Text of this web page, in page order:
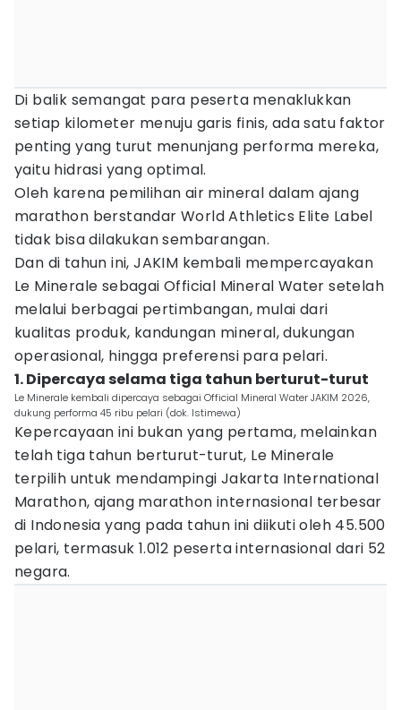
Di balik semangat para peserta menaklukkan
setiap kilometer menuju garis finis, ada satu faktor
penting yang turut menunjang performa mereka,
yaitu hidrasi yang optimal.
Oleh karena pemilihan air mineral dalam ajang
marathon berstandar World Athletics Elite Label
tidak bisa dilakukan sembarangan.
Dan di tahun ini, JAKIM kembali mempercayakan
Le Minerale sebagai Official Mineral Water setelah
melalui berbagai pertimbangan, mulai dari
kualitas produk, kandungan mineral, dukungan
operasional, hingga preferensi para pelari.
1. Dipercaya selama tiga tahun berturut-turut
Le Minerale kembali dipercaya sebagai Official Mineral Water JAKIM 2026,
dukung performa 45 ribu pelari (dok. Istimewa)
Kepercayaan ini bukan yang pertama, melainkan
telah tiga tahun berturut-turut, Le Minerale
terpilih untuk mendampingi Jakarta International
Marathon, ajang marathon internasional terbesar
di Indonesia yang pada tahun ini diikuti oleh 45.500
pelari, termasuk 1.012 peserta internasional dari 52
negara.